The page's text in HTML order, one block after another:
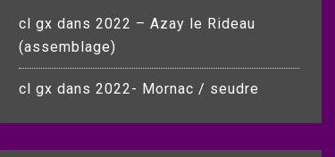
cl gx dans 2022 – Azay le Rideau
(assemblage)
cl gx dans 2022- Mornac / seudre